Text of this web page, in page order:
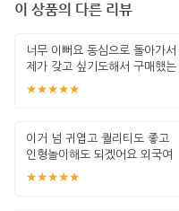
이 상품의 다른 리뷰
너무 이뻐요 동심으로 돌아가서
제가 갖고 싶기도해서 구매했는
데.. 해외여
★★★★★
이거 넘 귀엽고 퀄리티도 좋고
인형놀이해도 되겠어요 외국여
행중 아이에게줄
★★★★★